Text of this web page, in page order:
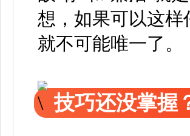
想，如果可以这
就不可能唯一了。
技巧还没掌握